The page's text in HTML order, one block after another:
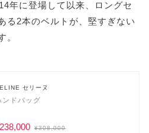
年に登場して以来、ロングセ
る2本のベルトが、堅すぎない
。
セリーヌ
ンドバッグ
¥308,000